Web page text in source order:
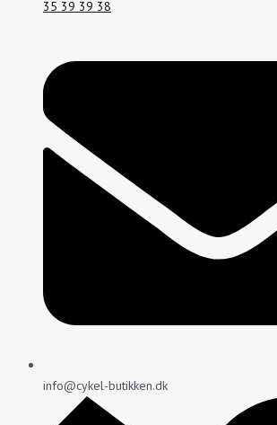
35 39 39 38
info@cykel-butikken.dk